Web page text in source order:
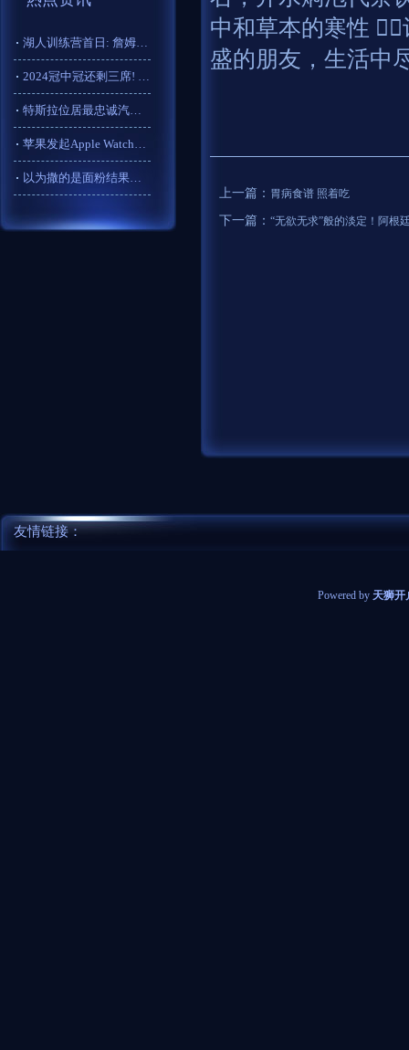
湖人训练营首日: 詹姆斯指导布朗尼 雷迪克明牌9人轮转 多人
2024冠中冠还剩三席! 约翰希金斯仍未上岸! 张安达盼复制
特斯拉位居最忠诚汽车品牌榜首
苹果发起Apple Watch调查问卷
以为撒的是面粉结果告诉我是骨灰! 印度一个好魔幻的地方! 大
中和草本的寒性
盛的朋友，生活中
上一篇： 胃病食谱 照着吃
下一篇： “无欲无求”般的淡定！阿根
友情链接：
Powered by 天狮开